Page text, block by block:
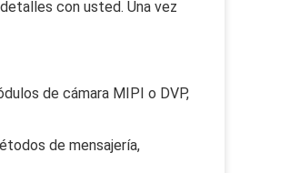
con usted. Una vez
de cámara MIPI o DVP,
de mensajería,